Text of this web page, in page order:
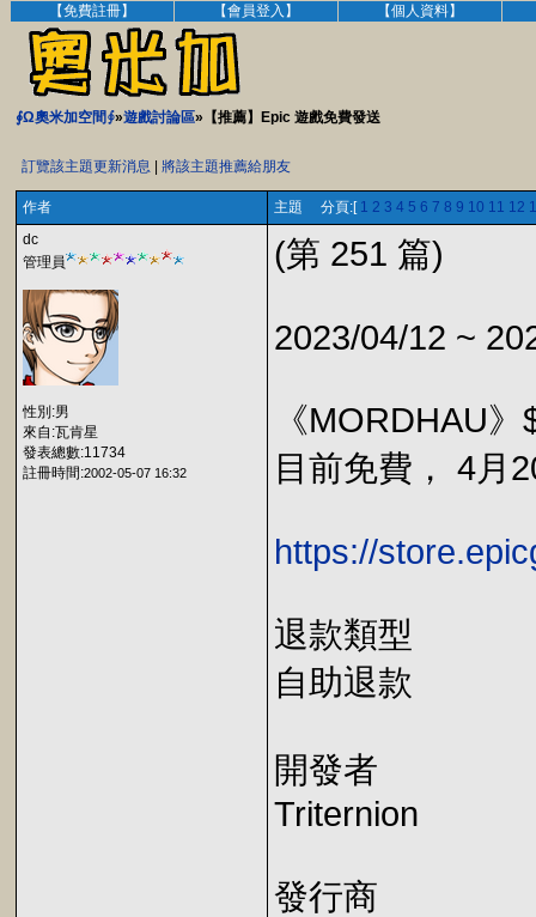
【免費註冊】 【會員登入】 【個人資料】
∮Ω奧米加空間∮»遊戲討論區»【推薦】Epic 遊戲免費發送
訂覽該主題更新消息 將該主題推薦給朋友
作者 主題 分頁:[ 1 2 3 4 5 6 7 8 9 10 11 12
dc
管理員
性別:男
來自:瓦肯星
發表總數:11734
註冊時間:2002-05-07 16:32
(第 251 篇)
2023/04/12 ~
《MORDHAU
目前免費， 4月
https://
退款類型
自助退款
開發者
Triternion
發行商